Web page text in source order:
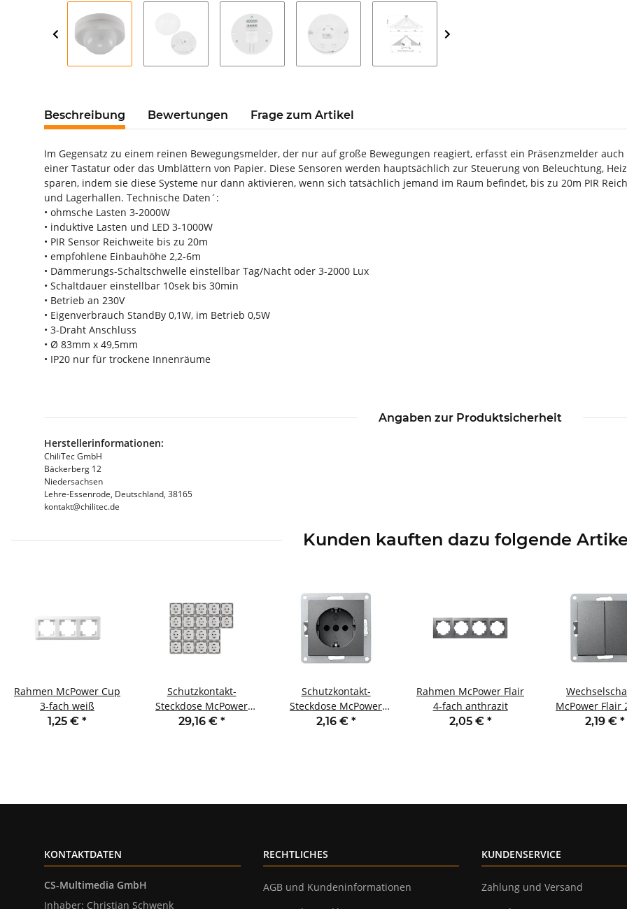
Beschreibung Bewertungen Frage zum Artikel
Im Gegensatz zu einem reinen Bewegungsmelder, der nur auf große Bewegungen reagiert, erfasst ein Präsenzmelder
einer Tastatur oder das Umblättern von Papier. Diese Sensoren werden hauptsächlich zur Steuerung von Beleuchtung,
sparen, indem sie diese Systeme nur dann aktivieren, wenn sich tatsächlich jemand im Raum befindet, bis zu 20m PIR
und Lagerhallen. Technische Daten´:
• ohmsche Lasten 3-2000W
• induktive Lasten und LED 3-1000W
• PIR Sensor Reichweite bis zu 20m
• empfohlene Einbauhöhe 2,2-6m
• Dämmerungs-Schaltschwelle einstellbar Tag/Nacht oder 3-2000 Lux
• Schaltdauer einstellbar 10sek bis 30min
• Betrieb an 230V
• Eigenverbrauch StandBy 0,1W, im Betrieb 0,5W
• 3-Draht Anschluss
• Ø 83mm x 49,5mm
• IP20 nur für trockene Innenräume
Angaben zur Produktsicherheit
Herstellerinformationen:
ChiliTec GmbH
Bäckerberg 12
Niedersachsen
Lehre-Essenrode, Deutschland, 38165
kontakt@chilitec.de
Kunden kauften dazu folgende
Rahmen McPower Cup
3-fach weiß
1,25 € *
Schutzkontakt-
Steckdose McPower
Cup 250V~/16A UP
29,16 € *
Schutzkontakt-
Steckdose McPower
Flair 250V~/16A UP
2,16 € *
Rahmen McPower Flair
4-fach anthrazit
2,05 € *
McPower Flair
250V~/10A UP
2,19 € *
KONTAKTDATEN
CS-Multimedia GmbH
Inhaber: Christian Schwenk
RECHTLICHES
AGB und Kundeninformationen
KUNDENSERVICE
Zahlung und Versand